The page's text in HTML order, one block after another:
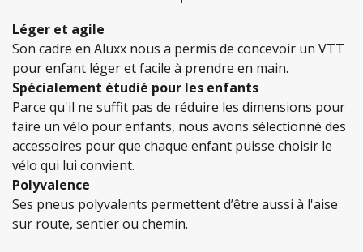
Léger et agile
Son cadre en Aluxx nous a permis de concevoir un VTT
pour enfant léger et facile à prendre en main.
Spécialement étudié pour les enfants
Parce qu'il ne suffit pas de réduire les dimensions pour
faire un vélo pour enfants, nous avons sélectionné des
accessoires pour que chaque enfant puisse choisir le
vélo qui lui convient.
Polyvalence
Ses pneus polyvalents permettent d’être aussi à l'aise
sur route, sentier ou chemin.